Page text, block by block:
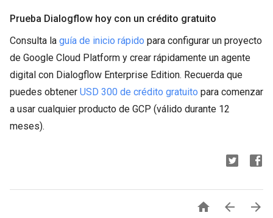
Prueba Dialogflow hoy con un crédito gratuito
Consulta la guía de inicio rápido para configurar un proyecto
de Google Cloud Platform y crear rápidamente un agente
digital con Dialogflow Enterprise Edition. Recuerda que
puedes obtener USD 300 de crédito gratuito para comenzar
a usar cualquier producto de GCP (válido durante 12
meses).
  